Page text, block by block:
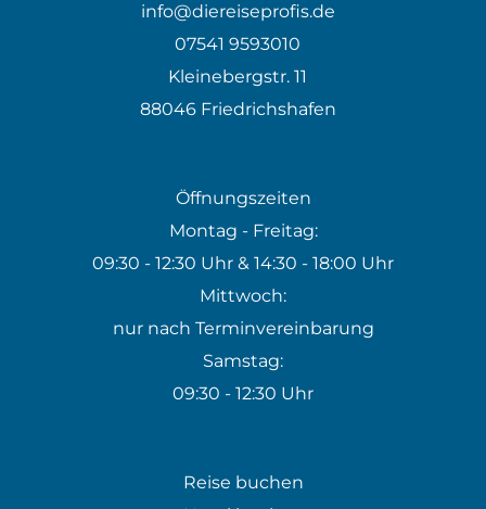
info@diereiseprofis.de
07541 9593010
Kleinebergstr. 11
88046 Friedrichshafen
Öffnungszeiten
Montag - Freitag:
09:30 - 12:30 Uhr & 14:30 - 18:00 Uhr
Mittwoch:
nur nach Terminvereinbarung
Samstag:
09:30 - 12:30 Uhr
Reise buchen